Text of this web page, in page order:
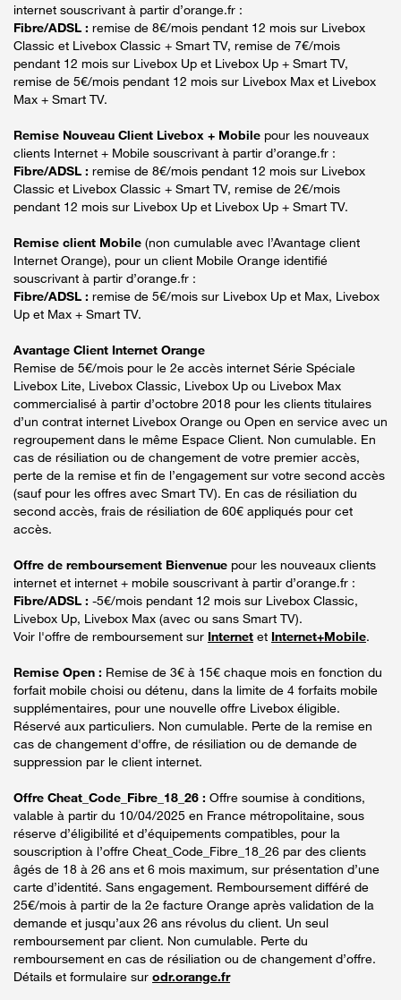
internet souscrivant à partir d’orange.fr :
Fibre/ADSL : remise de 8€/mois pendant 12 mois sur Livebox
Classic et Livebox Classic + Smart TV, remise de 7€/mois
pendant 12 mois sur Livebox Up et Livebox Up + Smart TV,
remise de 5€/mois pendant 12 mois sur Livebox Max et Livebox
Max + Smart TV.
Remise Nouveau Client Livebox + Mobile pour les nouveaux
clients Internet + Mobile souscrivant à partir d’orange.fr :
Fibre/ADSL : remise de 8€/mois pendant 12 mois sur Livebox
Classic et Livebox Classic + Smart TV, remise de 2€/mois
pendant 12 mois sur Livebox Up et Livebox Up + Smart TV.
Remise client Mobile (non cumulable avec l’Avantage client
Internet Orange), pour un client Mobile Orange identifié
souscrivant à partir d’orange.fr :
Fibre/ADSL : remise de 5€/mois sur Livebox Up et Max, Livebox
Up et Max + Smart TV.
Avantage Client Internet Orange
Remise de 5€/mois pour le 2e accès internet Série Spéciale
Livebox Lite, Livebox Classic, Livebox Up ou Livebox Max
commercialisé à partir d’octobre 2018 pour les clients titulaires
d’un contrat internet Livebox Orange ou Open en service avec un
regroupement dans le même Espace Client. Non cumulable. En
cas de résiliation ou de changement de votre premier accès,
perte de la remise et fin de l’engagement sur votre second accès
(sauf pour les offres avec Smart TV). En cas de résiliation du
second accès, frais de résiliation de 60€ appliqués pour cet
accès.
Offre de remboursement Bienvenue pour les nouveaux clients
internet et internet + mobile souscrivant à partir d’orange.fr :
Fibre/ADSL : -5€/mois pendant 12 mois sur Livebox Classic,
Livebox Up, Livebox Max (avec ou sans Smart TV).
Voir l'offre de remboursement sur Internet et Internet+Mobile.
Remise Open : Remise de 3€ à 15€ chaque mois en fonction du
forfait mobile choisi ou détenu, dans la limite de 4 forfaits mobile
supplémentaires, pour une nouvelle offre Livebox éligible.
Réservé aux particuliers. Non cumulable. Perte de la remise en
cas de changement d'offre, de résiliation ou de demande de
suppression par le client internet.
Offre Cheat_Code_Fibre_18_26 : Offre soumise à conditions,
valable à partir du 10/04/2025 en France métropolitaine, sous
réserve d’éligibilité et d’équipements compatibles, pour la
souscription à l’offre Cheat_Code_Fibre_18_26 par des clients
âgés de 18 à 26 ans et 6 mois maximum, sur présentation d’une
carte d’identité. Sans engagement. Remboursement différé de
25€/mois à partir de la 2e facture Orange après validation de la
demande et jusqu’aux 26 ans révolus du client. Un seul
remboursement par client. Non cumulable. Perte du
remboursement en cas de résiliation ou de changement d’offre.
Détails et formulaire sur odr.orange.fr